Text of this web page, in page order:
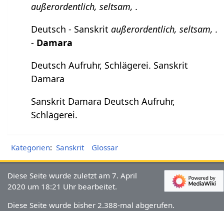
außerordentlich, seltsam, .
Deutsch - Sanskritaußerordentlich, seltsam, .
- Damara
Deutsch Aufruhr, Schlägerei. Sanskrit
Damara
Sanskrit Damara Deutsch Aufruhr,
Schlägerei.
Kategorien: Sanskrit Glossar
Diese Seite wurde zuletzt am 7. April
2020 um 18:21 Uhr bearbeitet.
Diese Seite wurde bisher 2.388-mal abgerufen.